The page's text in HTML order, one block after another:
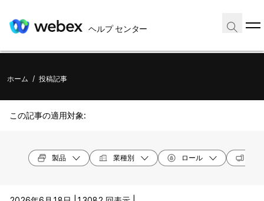
ヘルプ センター
ホーム / 投稿記事
この記事の適用対象:
製品 業種別 ロール